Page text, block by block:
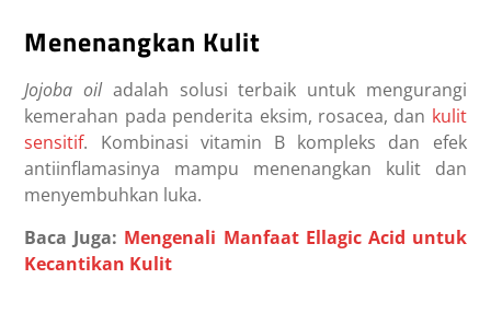
Menenangkan Kulit
Jojoba oiladalah solusi terbaik untuk mengurangi
kemerahan pada penderita eksim, rosacea, dan kulit
sensitif. Kombinasi vitamin B kompleks dan efek
antiinflamasinya mampu menenangkan kulit dan
menyembuhkan luka.
Baca Juga: Mengenali Manfaat Ellagic Acid untuk
Kecantikan Kulit